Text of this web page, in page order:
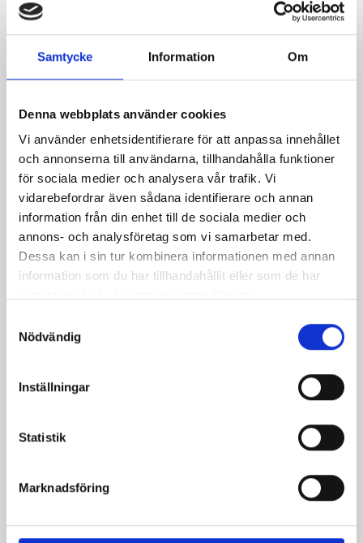
Samtycke Information Om
Denna webbplats använder cookies
Vi använder enhetsidentifierare för att anpassa innehållet
och annonserna till användarna, tillhandahålla funktioner
för sociala medier och analysera vår trafik. Vi
vidarebefordrar även sådana identifierare och annan
information från din enhet till de sociala medier och
annons- och analysföretag som vi samarbetar med.
Dessa kan i sin tur kombinera informationen med annan
information som du har tillhandahållit eller som de har
Nödvändig
Inställningar
Statistik
Marknadsföring
Fiskpaket med
Laxburgare med
Ingefärsmarinerad
Grillad lax med
Produkter i receptet: